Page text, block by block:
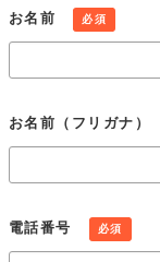
な限りにおいて利用
共同利用し、または
合には、共同利用
当社は、法令に定め
意を得ることなく
個人情報の管理
当社は、個人情報の
るとともに個人情報
め、必要かつ適正
お名前 必須
お名前（フリガナ）
電話番号 必須